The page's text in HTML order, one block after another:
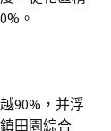
。
90%，并浮
田園綜合